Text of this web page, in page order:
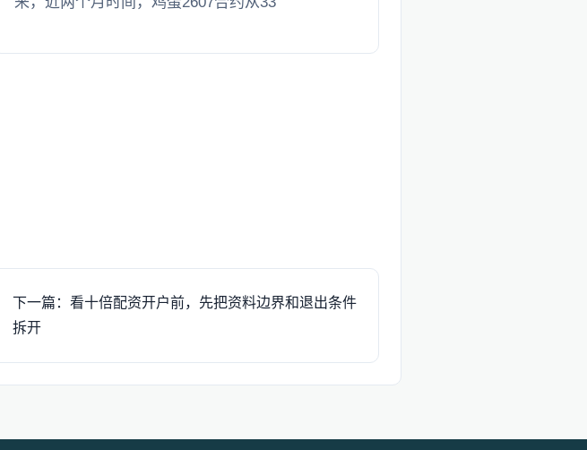
下一篇：看十倍配资开户前，先把资料边界和退出条件
拆开